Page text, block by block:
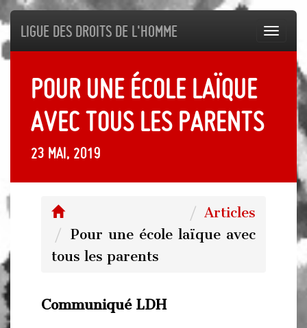
Ligue des droits de l'Homme
Pour une école laïque
avec tous les parents
23 mai, 2019
Articles
Pour une école laïque avec
tous les parents
Communiqué LDH